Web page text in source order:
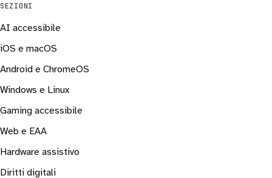
SEZIONI
AI accessibile
iOS e macOS
Android e ChromeOS
Windows e Linux
Gaming accessibile
Web e EAA
Hardware assistivo
Diritti digitali